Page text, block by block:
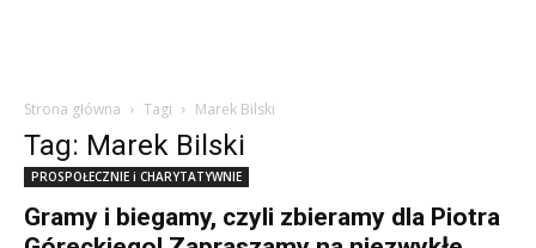
Strona główna Tagi Marek Bilski
Tag: Marek Bilski
PROSPOŁECZNIE i CHARYTATYWNIE
Gramy i biegamy, czyli zbieramy dla Piotra